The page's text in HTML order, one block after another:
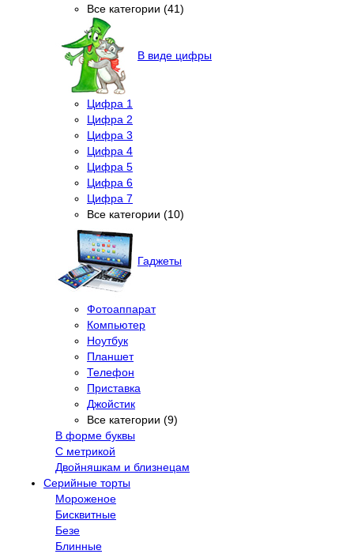
Все категории (41)
В виде цифры
Цифра 1
Цифра 2
Цифра 3
Цифра 4
Цифра 5
Цифра 6
Цифра 7
Все категории (10)
Гаджеты
Фотоаппарат
Компьютер
Ноутбук
Планшет
Телефон
Приставка
Джойстик
Все категории (9)
В форме буквы
С метрикой
Двойняшкам и близнецам
Серийные торты
Мороженое
Бисквитные
Безе
Блинные